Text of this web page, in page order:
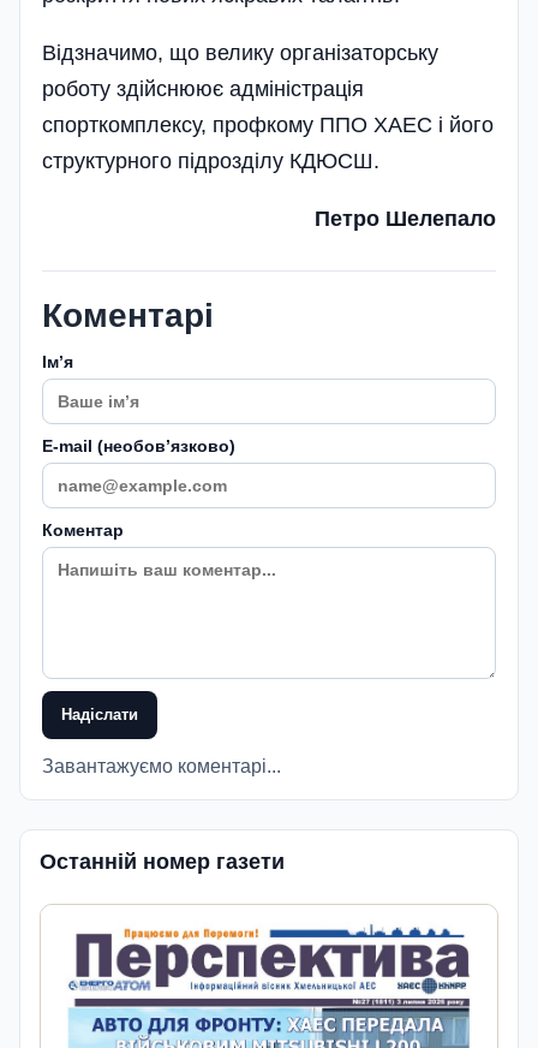
Відзначимо, що велику організаторську
роботу здійснюює адміністрація
спорткомплексу, профкому ППО ХАЕС і його
структурного підрозділу КДЮСШ.
Петро Шелепало
Коментарі
Імʼя
E-mail (необовʼязково)
Коментар
Надіслати
Завантажуємо коментарі...
Останній номер газети